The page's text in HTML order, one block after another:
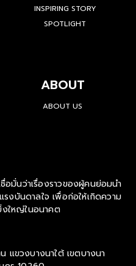
INSPIRING STORY
SPOTLIGHT
ABOUT
ABOUT US
อมั่นว่าเรื่องราวของผู้คนย่อมนำ
รงบันดาลใจ เพื่อก่อให้เกิดความ
ใหญ่ในอนาคต
ขวงบางนาใต้ เขตบางนา